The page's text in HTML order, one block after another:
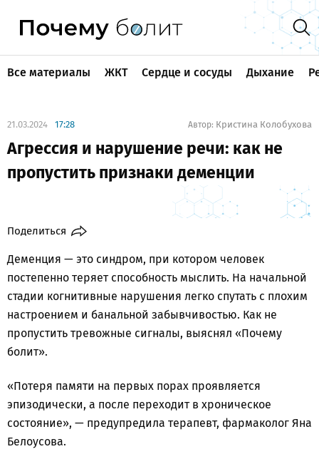
Все материалы ЖКТ Сердце и сосуды Дыхание
21.03.2024 17:28 Автор: Кристина Колобухова
Агрессия и нарушение речи: как не
пропустить признаки деменции
Поделиться
Деменция — это синдром, при котором человек
постепенно теряет способность мыслить. На начальной
стадии когнитивные нарушения легко спутать с плохим
настроением и банальной забывчивостью. Как не
пропустить тревожные сигналы, выяснял «Почему
болит».
«Потеря памяти на первых порах проявляется
эпизодически, а после переходит в хроническое
состояние», — предупредила терапевт, фармаколог Яна
Белоусова.